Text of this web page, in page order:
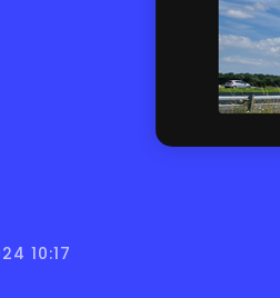
10:17